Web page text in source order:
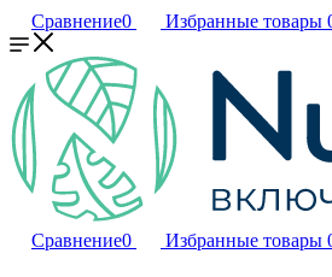
Сравнение0 Избранные товары
Сравнение0 Избранные товары